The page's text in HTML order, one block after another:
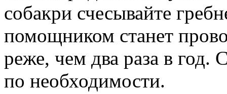
собакри счесывайте
помощником станет
реже, чем два раза в год.
по необходимости.